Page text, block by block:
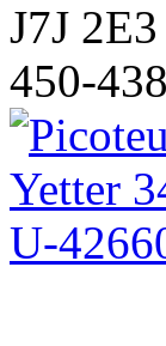
J7J 2E3
450-